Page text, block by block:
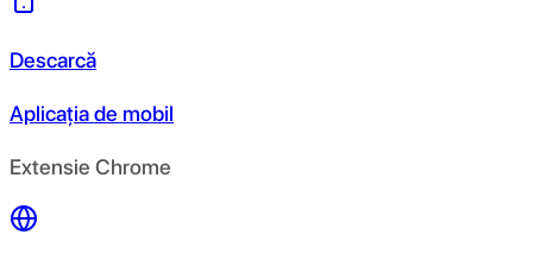
Descarcă
Aplicația de mobil
Extensie Chrome